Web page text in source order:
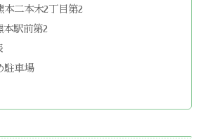
本二本木2丁目第2
本駅前第2
駐車場